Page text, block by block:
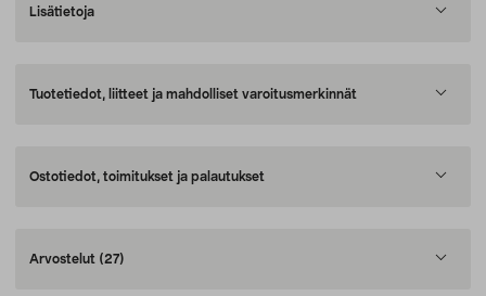
Lisätietoja
Tuotetiedot, liitteet ja mahdolliset varoitusmerkinnät
Ostotiedot, toimitukset ja palautukset
Arvostelut (27)